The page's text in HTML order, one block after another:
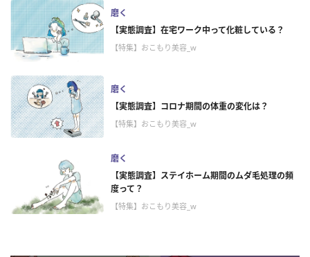
磨く
【実態調査】在宅ワーク中って化粧している？
【特集】おこもり美容_w
磨く
【実態調査】コロナ期間の体重の変化は？
【特集】おこもり美容_w
磨く
【実態調査】ステイホーム期間のムダ毛処理の頻
度って？
【特集】おこもり美容_w